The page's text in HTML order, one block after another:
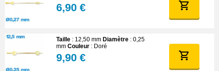
6,90 €
Taille : 12,50 mm Diamètre : 0,25
mm Couleur : Doré
9,90 €